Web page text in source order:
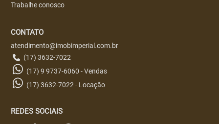
Trabalhe conosco
CONTATO
atendimento@imobimperial.com.br
(17) 3632-7022
(17) 9 9737-6060 - Vendas
(17) 3632-7022 - Locação
REDES SOCIAIS